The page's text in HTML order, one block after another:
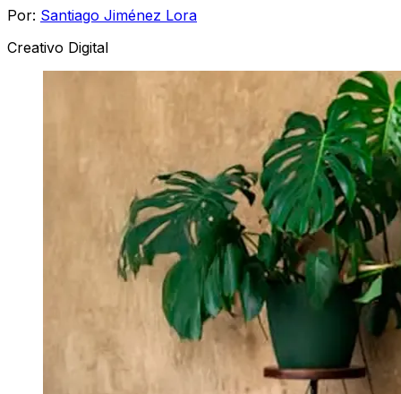
Por: Santiago Jiménez Lora
Creativo Digital